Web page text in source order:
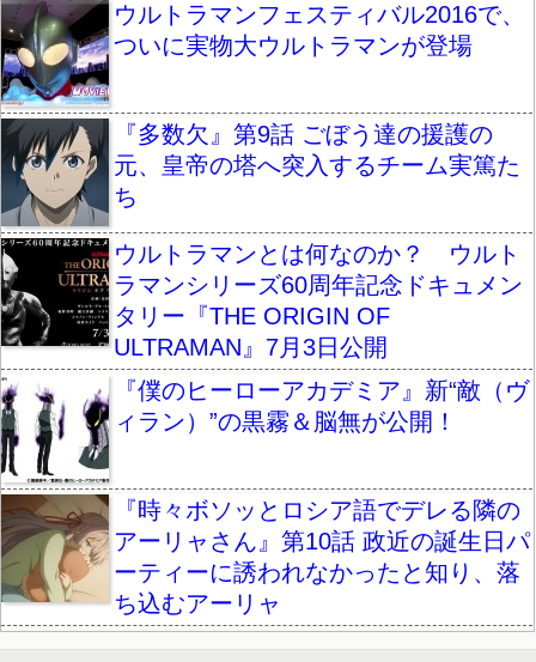
ウルトラマンフェスティバル2016で、
ついに実物大ウルトラマンが登場
『多数欠』第9話 ごぼう達の援護の
元、皇帝の塔へ突入するチーム実篤た
ち
ウルトラマンとは何なのか？ ウルト
ラマンシリーズ60周年記念ドキュメン
タリー『THE ORIGIN OF
ULTRAMAN』7月3日公開
『僕のヒーローアカデミア』新“敵（ヴ
ィラン）”の黒霧＆脳無が公開！
『時々ボソッとロシア語でデレる隣の
アーリャさん』第10話 政近の誕生日パ
ーティーに誘われなかったと知り、落
ち込むアーリャ